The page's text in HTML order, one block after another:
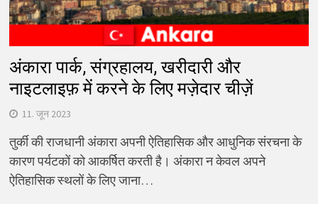
अंकारा पार्क, संग्रहालय, खरीदारी और
नाइटलाइफ़ में करने के लिए मज़ेदार चीज़ें
11. जून 2023
तुर्की की राजधानी अंकारा अपनी ऐतिहासिक और आधुनिक संरचना के
कारण पर्यटकों को आकर्षित करती है। अंकारा न केवल अपने
ऐतिहासिक स्थलों के लिए जाना…